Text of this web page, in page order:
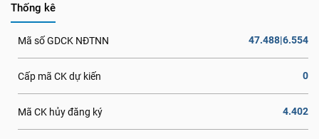
Thống kê
Mã số GDCK NĐTNN 47.488|6.554
Cấp mã CK dự kiến 0
Mã CK hủy đăng ký 4.402